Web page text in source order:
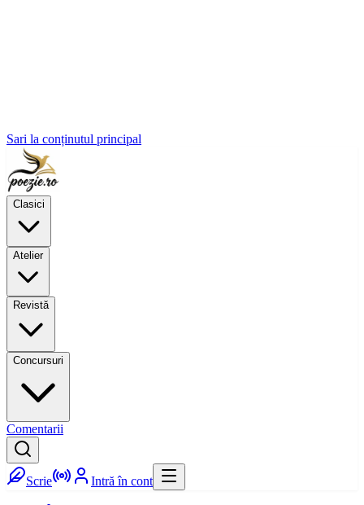
Sari la conținutul principal
Clasici
Atelier
Revistă
Concursuri
Comentarii
Scrie Intră în cont